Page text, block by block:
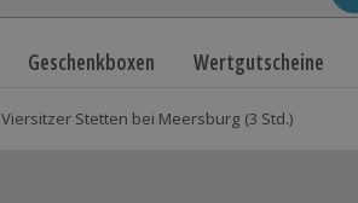
Geschenkboxen Wertgutscheine
Stetten bei Meersburg (3 Std.)